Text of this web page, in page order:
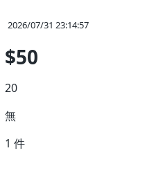
2026/07/31 23:14:57
$50
20
無
1 件